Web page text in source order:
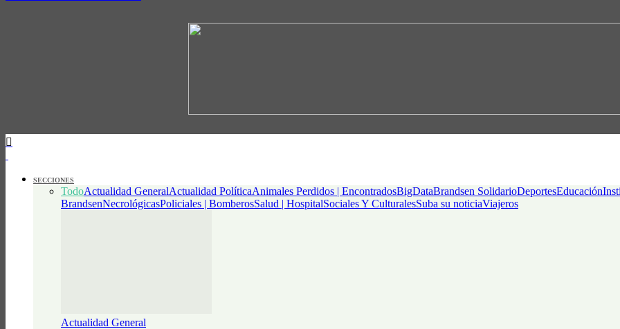
SECCIONES
TodoActualidad GeneralActualidad PolíticaAnimales Perdidos | EncontradosBigDataBrandsen SolidarioDeportesEducación
BrandsenNecrológicasPoliciales | BomberosSalud | HospitalSociales Y CulturalesSuba su noticiaViajeros
Actualidad General